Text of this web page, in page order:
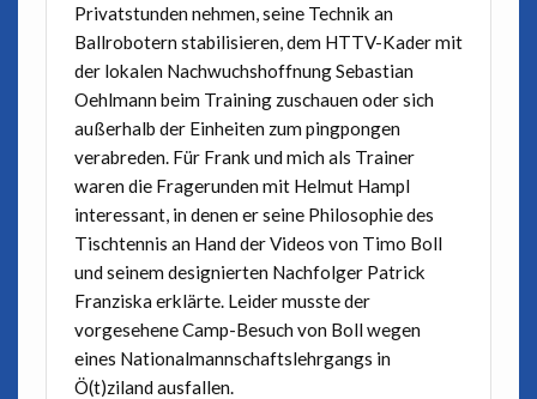
Privatstunden nehmen, seine Technik an
Ballrobotern stabilisieren, dem HTTV-Kader mit
der lokalen Nachwuchshoffnung Sebastian
Oehlmann beim Training zuschauen oder sich
außerhalb der Einheiten zum pingpongen
verabreden. Für Frank und mich als Trainer
waren die Fragerunden mit Helmut Hampl
interessant, in denen er seine Philosophie des
Tischtennis an Hand der Videos von Timo Boll
und seinem designierten Nachfolger Patrick
Franziska erklärte. Leider musste der
vorgesehene Camp-Besuch von Boll wegen
eines Nationalmannschaftslehrgangs in
Ö(t)ziland ausfallen.